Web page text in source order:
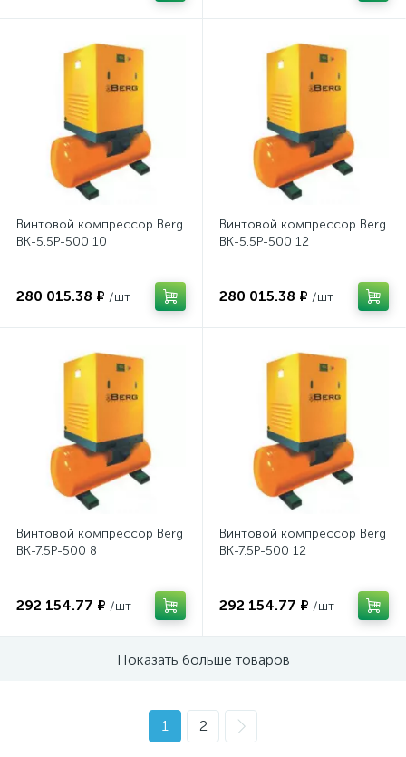
Винтовой компрессор Berg
ВК-5.5Р-500 10
280 015.38 ₽ /шт
Винтовой компрессор Berg
ВК-5.5Р-500 12
280 015.38 ₽ /шт
Винтовой компрессор Berg
ВК-7.5Р-500 8
292 154.77 ₽ /шт
Винтовой компрессор Berg
ВК-7.5Р-500 12
292 154.77 ₽ /шт
Показать больше товаров
1 2